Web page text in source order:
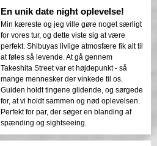
En unik date night oplevelse!
Min kæreste og jeg ville gøre noget særligt
for vores tur, og dette viste sig at være
perfekt. Shibuyas livlige atmosfære fik alt til
at føles så levende. At gå gennem
Takeshita Street var et højdepunkt - så
mange mennesker der vinkede til os.
Guiden holdt tingene glidende, og sørgede
for, at vi holdt sammen og nød oplevelsen.
Perfekt for par, der søger en blanding af
spænding og sightseeing.